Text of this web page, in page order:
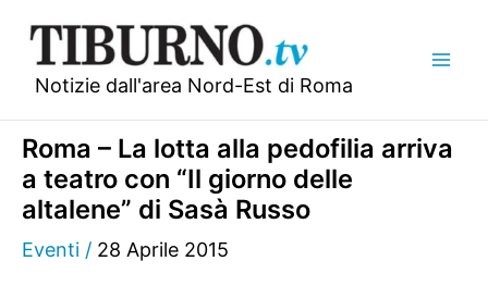
contenuto
Notizie dall'area Nord-Est di Roma
Roma – La lotta alla pedofilia arriva
a teatro con “Il giorno delle
altalene” di Sasà Russo
Eventi / 28 Aprile 2015